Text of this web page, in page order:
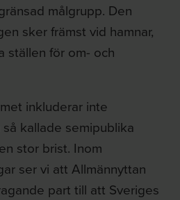
målgrupp. Den
sker främst vid hamnar,
ställen för om- och
inkluderar inte
kallade semipublika
stor brist. Inom
ser vi att Allmännyttan
part till att Sveriges